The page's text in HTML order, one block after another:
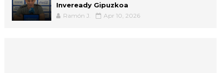
Inveready Gipuzkoa
Ramón J. Apr 10, 2026